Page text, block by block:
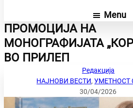
Menu
ПРОМОЦИЈА НА
МОНОГРАФИЈАТА
ВО ПРИЛЕП
Редакција
НАЈНОВИ ВЕСТИ, УМЕТНОСТ
30/04/2026